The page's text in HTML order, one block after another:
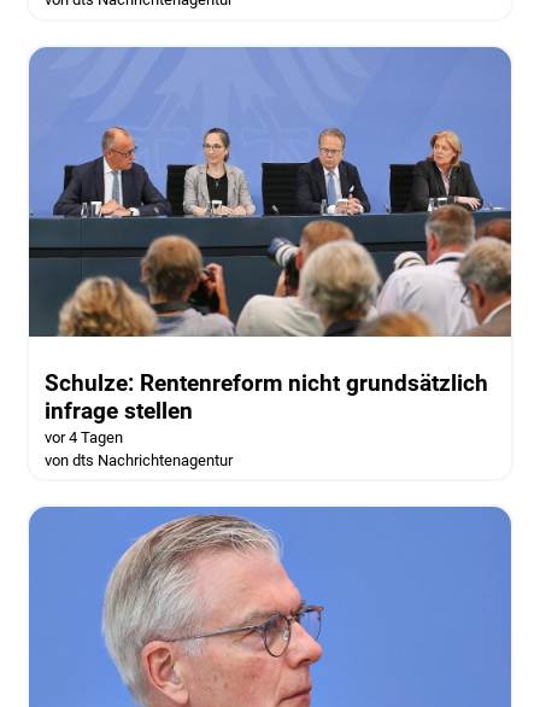
Schulze: Rentenreform nicht grundsätzlich
infrage stellen
vor 4 Tagen
von dts Nachrichtenagentur